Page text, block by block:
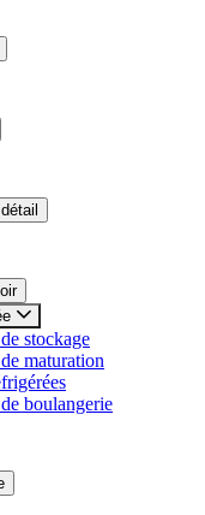
stockage
maturation
boulangerie